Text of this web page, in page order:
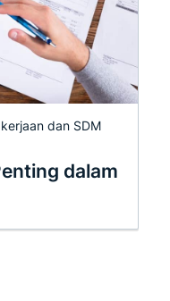
dan SDM
dalam